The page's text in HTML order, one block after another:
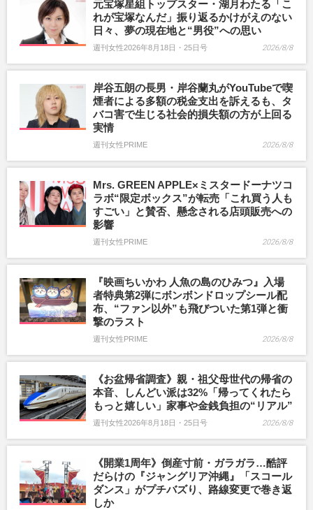
元宝塚星組トップスター・湖月わたる「こ
れが宝塚なんだ」振り返るかけがえのない
日々、夢の現在地と“男役”への思い
週刊女性2026年8月18日・25日号 2026/8/8
岸谷五朗の長男・岸谷蘭丸がYouTubeで喫
煙者による多額の税金支出を訴えるも、タ
バコ害で生じる社会的損失額の方が上回る
実情
週刊女性PRIME 2026/8/8
Mrs. GREEN APPLE×ミスタードーナツコ
ラボ“限定ボックス”が転売「これ買う人も
すごい」と賛否、懸念される店頭販売への
影響
週刊女性PRIME 2026/8/8
『映画ちいかわ 人魚の島のひみつ』入場
者特典第2弾にボンボンドロップシール配
布、“ファン以外”も飛びついた第1弾と衝
撃のラスト
週刊女性PRIME 2026/8/8
《お盆帰省調査》親・祖父母世代の帰省の
本音、しんどい派は32%「帰ってくれたら
もっと嬉しい」家事や金銭負担の“リアル”
週刊女性2026年8月18日・25日号 2026/8/8
《開業1周年》倒産寸前・ガラガラ…酷評
だらけの『ジャングリア沖縄』「スコール
ダンス」がプチバズり、路線変更で巻き返
しか